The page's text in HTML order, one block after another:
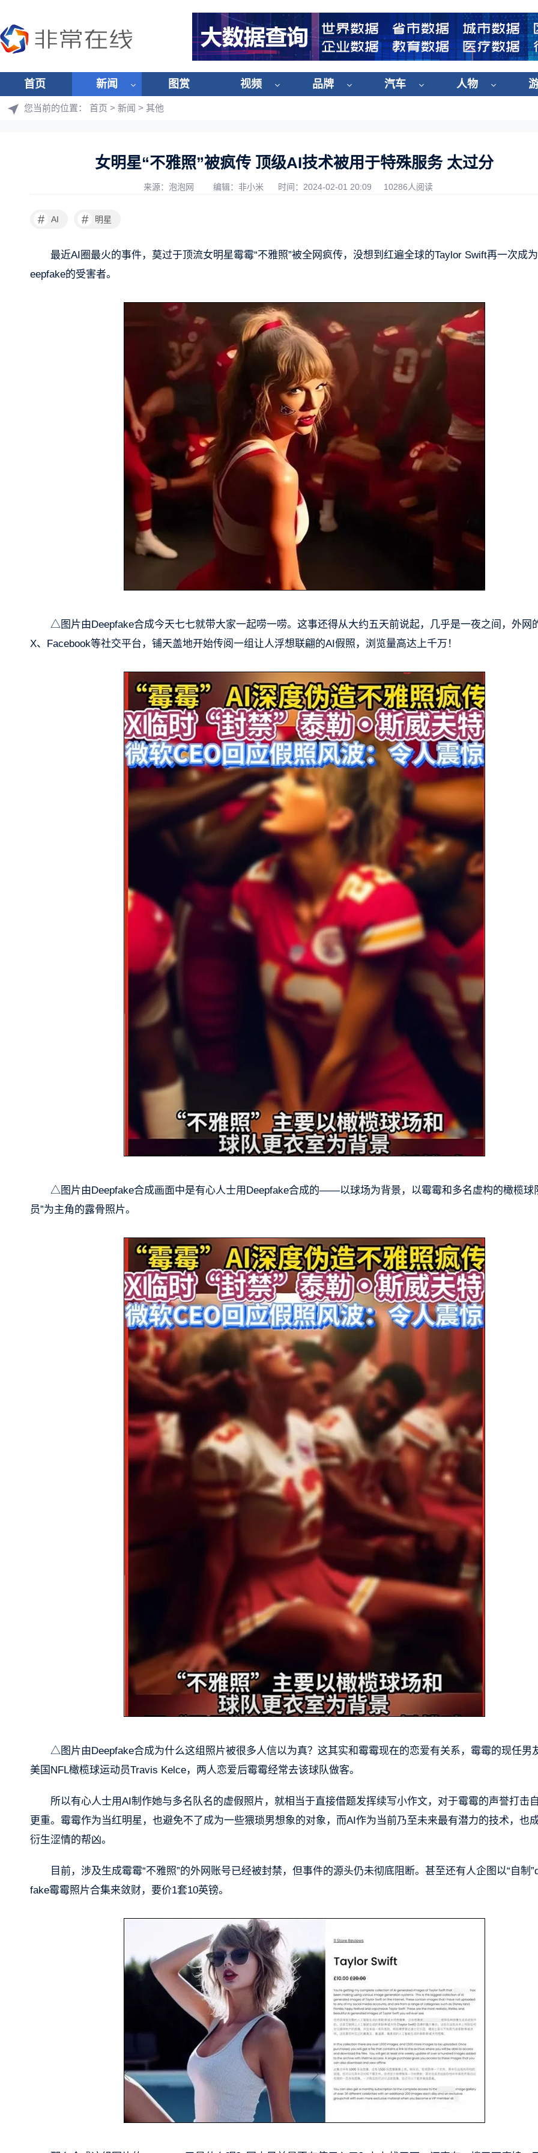
首页 新闻 图赏 视频 品牌 汽车 人物
您当前的位置： 首页 > 新闻 > 其他
女明星“不雅照”被疯传 顶级AI技术被用于特殊服务 太过分
来源：泡泡网 编辑：非小米 时间：2024-02-01 20:09 10286人阅读
# AI # 明星
最近AI圈最火的事件，莫过于顶流女明星霉霉“不雅照”被全网疯传，没想到红遍全球的Taylor Swift再一次成
eepfake的受害者。
△图片由Deepfake合成今天七七就带大家一起唠一唠。这事还得从大约五天前说起，几乎是一夜之间，外网
X、Facebook等社交平台，铺天盖地开始传阅一组让人浮想联翩的AI假照，浏览量高达上千万！
△图片由Deepfake合成画面中是有心人士用Deepfake合成的——以球场为背景，以霉霉和多名虚构的橄榄球
员”为主角的露骨照片。
△图片由Deepfake合成为什么这组照片被很多人信以为真？这其实和霉霉现在的恋爱有关系，霉霉的现任男
美国NFL橄榄球运动员Travis Kelce，两人恋爱后霉霉经常去该球队做客。
所以有心人士用AI制作她与多名队名的虚假照片，就相当于直接借题发挥续写小作文，对于霉霉的声誉打击
更重。霉霉作为当红明星，也避免不了成为一些猥琐男想象的对象，而AI作为当前乃至未来最有潜力的技术，也
衍生涩情的帮凶。
目前，涉及生成霉霉“不雅照”的外网账号已经被封禁，但事件的源头仍未彻底阻断。甚至还有人企图以“自制
fake霉霉照片合集来敛财，要价1套10英镑。